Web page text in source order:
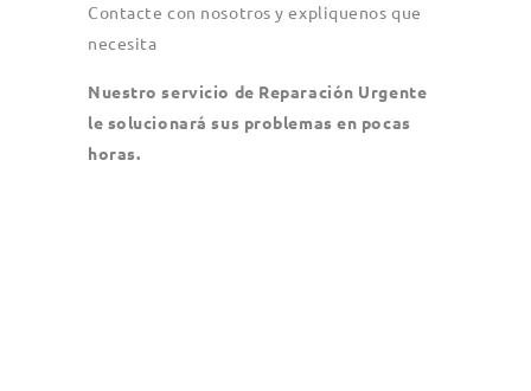
Contacte con nosotros y expliquenos que
necesita
Nuestro servicio de Reparación Urgente
le solucionará sus problemas en pocas
horas.